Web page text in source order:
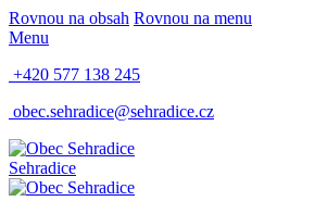
Rovnou na obsah Rovnou na menu
Menu
+420 577 138 245
obec.sehradice@sehradice.cz
Sehradice